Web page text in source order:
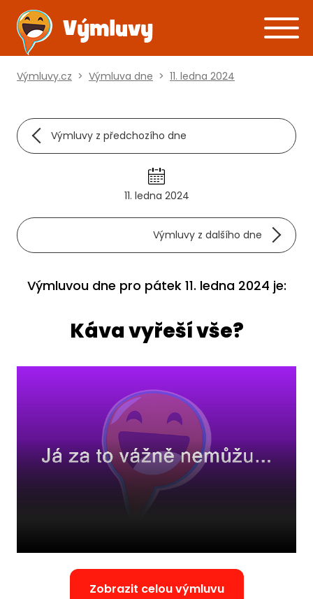
Výmluvy.cz > Výmluva dne > 11. ledna 2024
Výmluvy z předchozího dne
11. ledna 2024
Výmluvy z dalšího dne
Výmluvou dne pro pátek 11. ledna 2024 je:
Káva vyřeší vše?
Zobrazit celou výmluvu